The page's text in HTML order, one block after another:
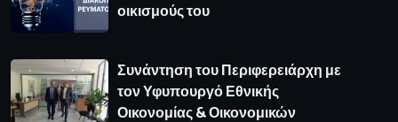
οικισμούς του
Συνάντηση του Περιφερειάρχη με
τον Υφυπουργό Εθνικής
Οικονομίας & Οικονομικών